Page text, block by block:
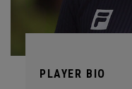
PLAYER BIO